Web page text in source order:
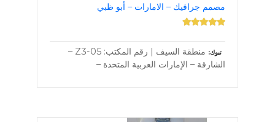
مصمم جرافيك – الامارات – أبو ظبي
تبوك
منطقة السيف | رقم المكتب: Z3-05 –
الشارقة – الإمارات العربية المتحدة –